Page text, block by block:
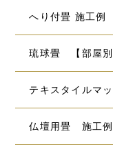
へり付畳 施工
琉球畳 【部屋別
テキスタイルマ
仏壇用畳 施工例